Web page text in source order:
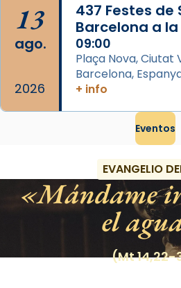
13
ago.
2026
437 Festes de
Barcelona a
09:00
Plaça Nova, Ciutat
Barcelona,
+ info
Eventos
EVANGELIO
Mándame
el
(Mt